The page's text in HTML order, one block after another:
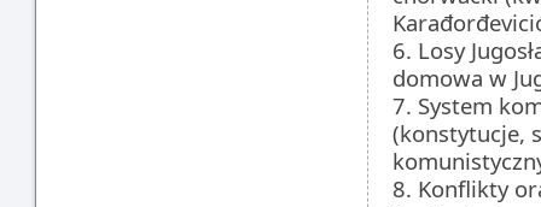
6. Losy
domowa w
7. System
(konstytucje,
8. Konflikty